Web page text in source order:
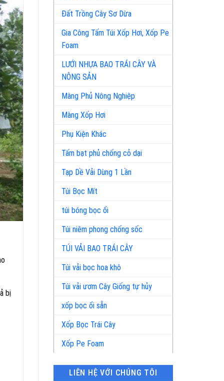
bị
Đất Trồng Cây Sơ Dừa
Gia Công Tấm Túi Xốp Hơi, Xốp Pe
Foam
LƯỚI NHỰA BAO TRÁI CÂY VÀ
NÔNG SẢN
Màng Phủ Nông Nghiệp
Màng Xốp Hơi
Phụ Kiện Khác
Tấm bạt phủ chống cỏ dại
Tạp Dề Vải Dùng 1 Lần
Túi Bọc Mít
túi bóng bọc ổi
Túi niêm phong chống sốc
TÚI VẢI BAO TRÁI CÂY
Túi vải bọc hoa khô
Túi vải ươm Cây Giống tự hủy
xốp bọc ổi sẵn
Xốp Bọc Trái Cây
Xốp Pe Foam
LIÊN HỆ VỚI CHÚNG TÔI